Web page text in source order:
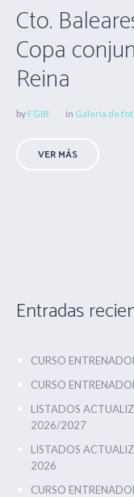
Cto.
Copa
Reina
by FGIB in Galería de
VER MÁS
Entradas
CURSO
CURSO
LISTADOS
2026/2027
LISTADOS
2026
CURSO